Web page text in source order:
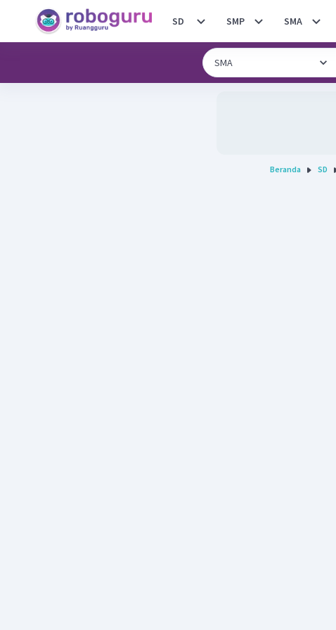
SD SMP SMA
Beranda SD